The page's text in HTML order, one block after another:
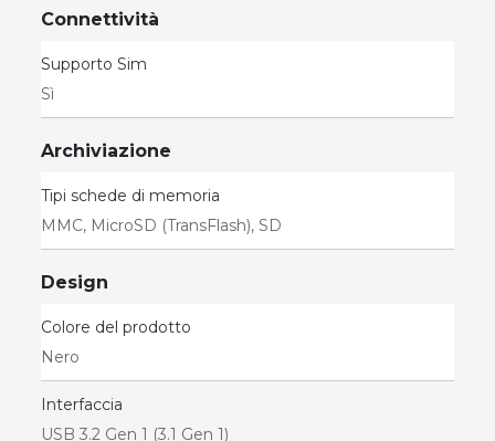
Connettività
Supporto Sim
Sì
Archiviazione
Tipi schede di memoria
MMC, MicroSD (TransFlash), SD
Design
Colore del prodotto
Nero
Interfaccia
USB 3.2 Gen 1 (3.1 Gen 1)